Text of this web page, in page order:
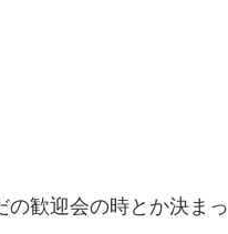
の歓迎会の時とか決まっ